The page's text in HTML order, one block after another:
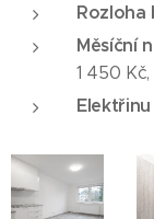
Rozloha
Měsíční
1 450 Kč,
Elektřinu